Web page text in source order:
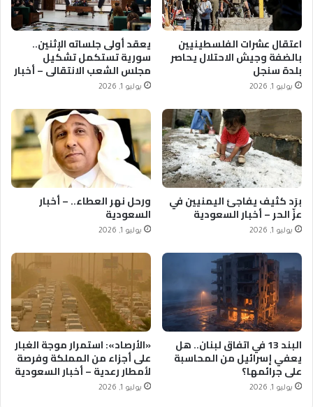
اعتقال عشرات الفلسطينيين
بالضفة وجيش الاحتلال يحاصر
بلدة سنجل
يوليو 1, 2026
يعقد أولى جلساته الإثنين..
سورية تستكمل تشكيل
مجلس الشعب الانتقالي – أخبار
السعودية
يوليو 1, 2026
برَد كثيف يفاجئ اليمنيين في
عزّ الحر – أخبار السعودية
يوليو 1, 2026
ورحل نهر العطاء.. – أخبار
السعودية
يوليو 1, 2026
البند 13 في اتفاق لبنان.. هل
يعفي إسرائيل من المحاسبة
على جرائمها؟
يوليو 1, 2026
«الأرصاد»: استمرار موجة الغبار
على أجزاء من المملكة وفرصة
لأمطار رعدية – أخبار السعودية
يوليو 1, 2026